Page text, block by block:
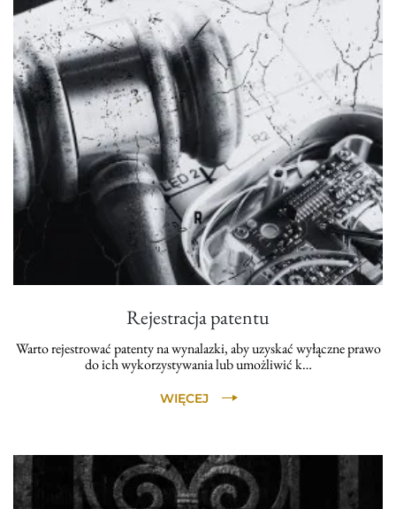
Rejestracja patentu
Warto rejestrować patenty na wynalazki, aby uzyskać wyłączne prawo
do ich wykorzystywania lub umożliwić k…
WIĘCEJ